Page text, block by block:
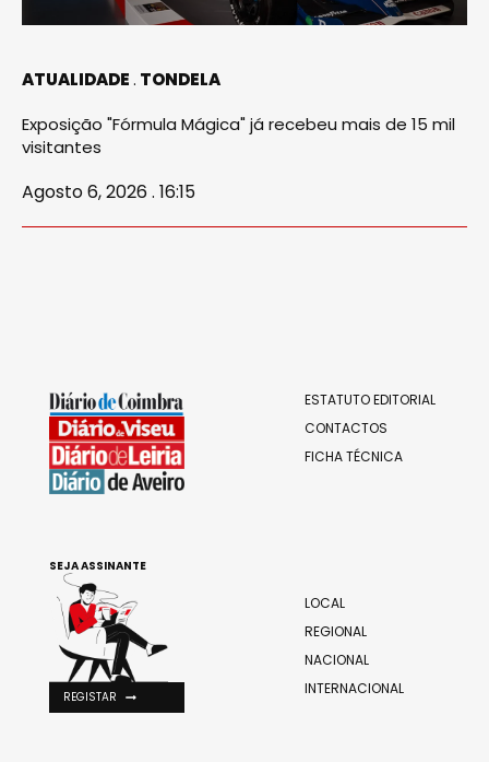
ATUALIDADE TONDELA
Exposição "Fórmula Mágica" já recebeu mais de 15 mil
visitantes
Agosto 6, 2026 . 16:15
ESTATUTO EDITORIAL
CONTACTOS
FICHA TÉCNICA
LOCAL
REGIONAL
NACIONAL
INTERNACIONAL
SEJA ASSINANTE
REGISTAR